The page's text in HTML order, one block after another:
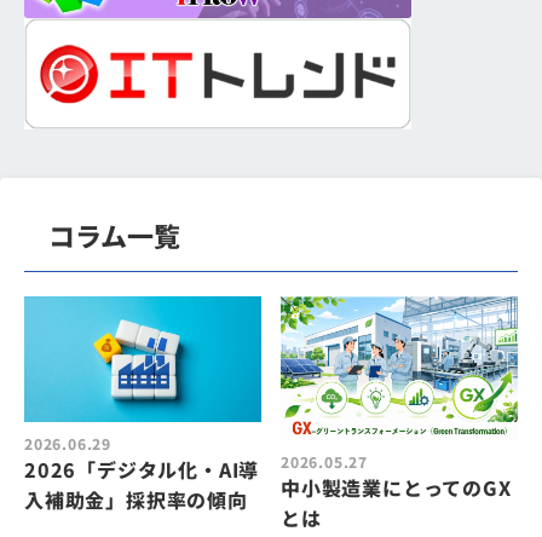
コラム一覧
2026.06.29
2026「デジタル化・AI導
入補助金」採択率の傾向
2026.05.27
中小製造業にとってのGX
とは